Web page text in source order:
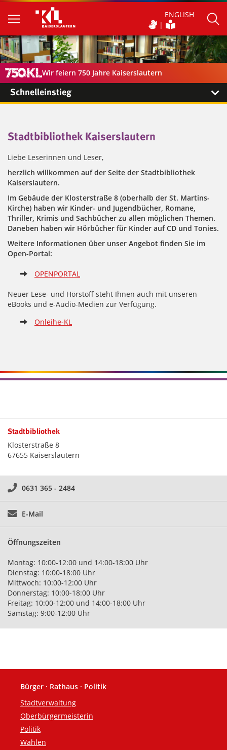
ENGLISH
Wir feiern 750 Jahre Kaiserslautern
Schnelleinstieg
Stadtbibliothek Kaiserslautern
Liebe Leserinnen und Leser,
herzlich willkommen auf der Seite der Stadtbibliothek
Kaiserslautern.
Im Gebäude der Klosterstraße 8 (oberhalb der St. Martins-
Kirche) haben wir Kinder- und Jugendbücher, Romane,
Thriller, Krimis und Sachbücher zu allen möglichen Themen.
Daneben haben wir Hörbücher für Kinder auf CD und Tonies.
Weitere Informationen über unser Angebot finden Sie im
Open-Portal:
OPENPORTAL
Neuer Lese- und Hörstoff steht Ihnen auch mit unseren
eBooks und e-Audio-Medien zur Verfügung.
Onleihe-KL
Stadtbibliothek
Klosterstraße 8
67655 Kaiserslautern
0631 365 - 2484
E-Mail
Öffnungszeiten
Montag: 10:00-12:00 und 14:00-18:00 Uhr
Dienstag: 10:00-18:00 Uhr
Mittwoch: 10:00-12:00 Uhr
Donnerstag: 10:00-18:00 Uhr
Freitag: 10:00-12:00 und 14:00-18:00 Uhr
Samstag: 9:00-12:00 Uhr
Fußzeile
Bürger · Rathaus · Politik
Stadtverwaltung
Oberbürgermeisterin
Politik
Wahlen